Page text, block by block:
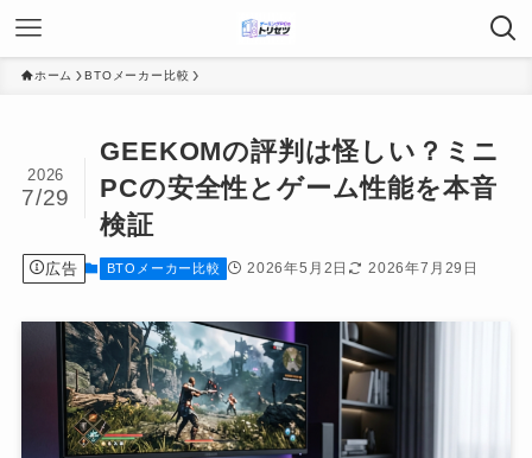
ホーム BTOメーカー比較
GEEKOMの評判は怪しい？ミニ
PCの安全性とゲーム性能を本音
検証
2026
7/29
広告 BTOメーカー比較 2026年5月2日 2026年7月29日